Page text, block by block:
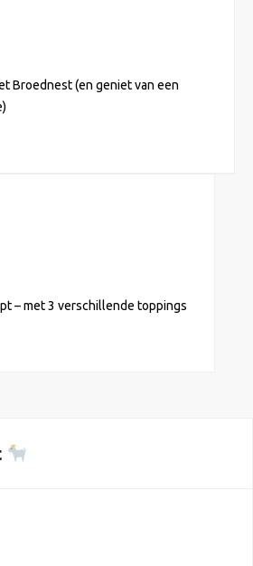
Broednest (en geniet van een
– met 3 verschillende toppings